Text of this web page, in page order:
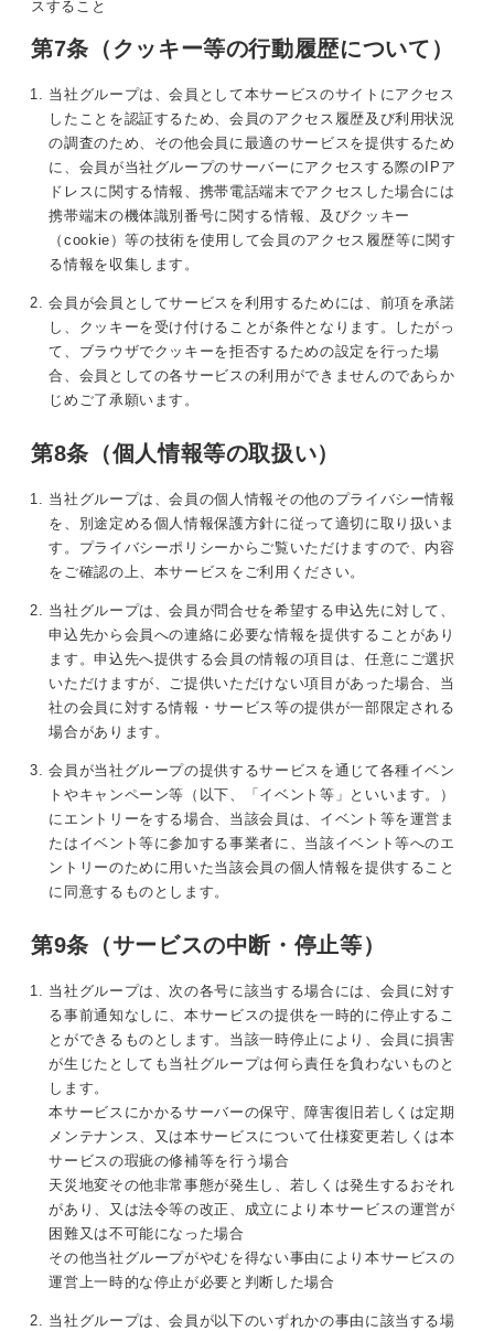
スすること
第7条（クッキー等の行動履歴について）
当社グループは、会員として本サービスのサイトにアクセス
したことを認証するため、会員のアクセス履歴及び利用状況
の調査のため、その他会員に最適のサービスを提供するため
に、会員が当社グループのサーバーにアクセスする際のIPア
ドレスに関する情報、携帯電話端末でアクセスした場合には
携帯端末の機体識別番号に関する情報、及びクッキー
（cookie）等の技術を使用して会員のアクセス履歴等に関す
る情報を収集します。
会員が会員としてサービスを利用するためには、前項を承諾
し、クッキーを受け付けることが条件となります。したがっ
て、ブラウザでクッキーを拒否するための設定を行った場
合、会員としての各サービスの利用ができませんのであらか
じめご了承願います。
第8条（個人情報等の取扱い）
当社グループは、会員の個人情報その他のプライバシー情報
を、別途定める個人情報保護方針に従って適切に取り扱いま
す。プライバシーポリシーからご覧いただけますので、内容
をご確認の上、本サービスをご利用ください。
当社グループは、会員が問合せを希望する申込先に対して、
申込先から会員への連絡に必要な情報を提供することがあり
ます。申込先へ提供する会員の情報の項目は、任意にご選択
いただけますが、ご提供いただけない項目があった場合、当
社の会員に対する情報・サービス等の提供が一部限定される
場合があります。
会員が当社グループの提供するサービスを通じて各種イベン
トやキャンペーン等（以下、「イベント等」といいます。）
にエントリーをする場合、当該会員は、イベント等を運営ま
たはイベント等に参加する事業者に、当該イベント等へのエ
ントリーのために用いた当該会員の個人情報を提供すること
に同意するものとします。
第9条（サービスの中断・停止等）
当社グループは、次の各号に該当する場合には、会員に対す
る事前通知なしに、本サービスの提供を一時的に停止するこ
とができるものとします。当該一時停止により、会員に損害
が生じたとしても当社グループは何ら責任を負わないものと
します。
本サービスにかかるサーバーの保守、障害復旧若しくは定期
メンテナンス、又は本サービスについて仕様変更若しくは本
サービスの瑕疵の修補等を行う場合
天災地変その他非常事態が発生し、若しくは発生するおそれ
があり、又は法令等の改正、成立により本サービスの運営が
困難又は不可能になった場合
その他当社グループがやむを得ない事由により本サービスの
運営上一時的な停止が必要と判断した場合
当社グループは、会員が以下のいずれかの事由に該当する場